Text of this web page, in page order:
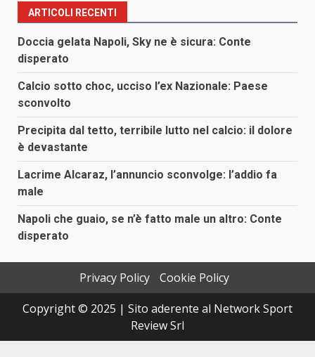
ARTICOLI RECENTI
Doccia gelata Napoli, Sky ne è sicura: Conte
disperato
Calcio sotto choc, ucciso l’ex Nazionale: Paese
sconvolto
Precipita dal tetto, terribile lutto nel calcio: il dolore
è devastante
Lacrime Alcaraz, l’annuncio sconvolge: l’addio fa
male
Napoli che guaio, se n’è fatto male un altro: Conte
disperato
Privacy Policy
Cookie Policy
Copyright © 2025 | Sito aderente al Network Sport
Review Srl